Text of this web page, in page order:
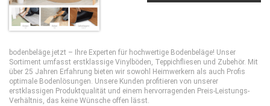
bodenbeläge.jetzt – Ihre Experten für hochwertige Bodenbeläge! Unser
Sortiment umfasst erstklassige Vinylböden, Teppichfliesen und Zubehör. Mit
über 25 Jahren Erfahrung bieten wir sowohl Heimwerkern als auch Profis
optimale Bodenlösungen. Unsere Kunden profitieren von unserer
erstklassigen Produktqualität und einem hervorragenden Preis-Leistungs-
Verhältnis, das keine Wünsche offen lässt.